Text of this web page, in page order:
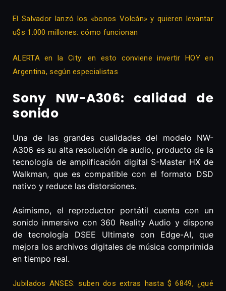
El Salvador lanzó los «bonos Volcán» y quieren levantar
u$s 1.000 millones: cómo funcionan
ALERTA en la City: en esto conviene invertir HOY en
Argentina, según especialistas
Sony NW-A306: calidad de
sonido
Una de las grandes cualidades del modelo NW-
A306 es su alta resolución de audio, producto de la
tecnología de amplificación digital S-Master HX de
Walkman, que es compatible con el formato DSD
nativo y reduce las distorsiones.
Asimismo, el reproductor portátil cuenta con un
sonido inmersivo con 360 Reality Audio y dispone
de tecnología DSEE Ultimate con Edge-AI, que
mejora los archivos digitales de música comprimida
en tiempo real.
Jubilados ANSES: suben dos extras hasta $ 6849, ¿qué